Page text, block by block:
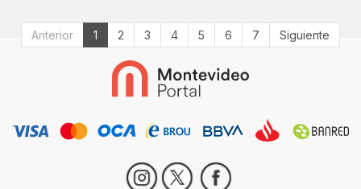
Anterior 1 2 3 4 5 6 7 Siguiente